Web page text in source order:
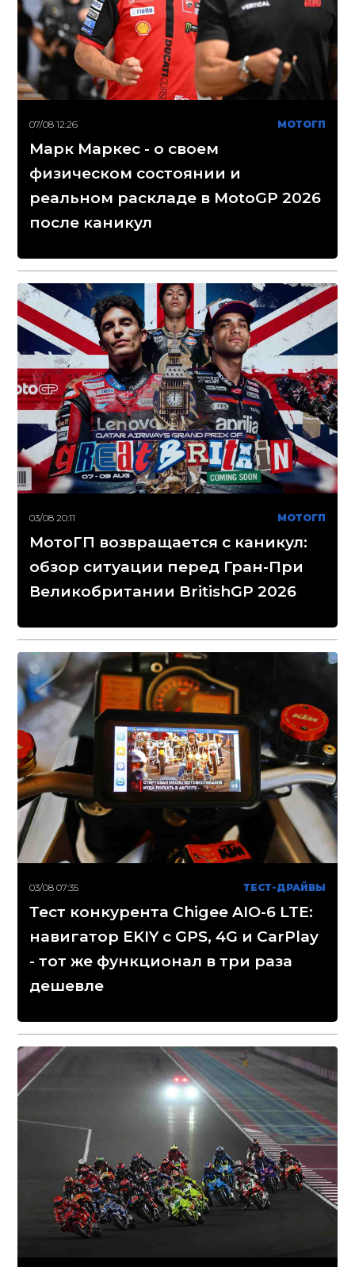
07/08 12:26 МОТОГП
Марк Маркес - о своем
физическом состоянии и
реальном раскладе в MotoGP 2026
после каникул
03/08 20:11 МОТОГП
МотоГП возвращается с каникул:
обзор ситуации перед Гран-При
Великобритании BritishGP 2026
03/08 07:35 ТЕСТ-ДРАЙВЫ
Тест конкурента Chigee AIO-6 LTE:
навигатор EKIY с GPS, 4G и CarPlay
- тот же функционал в три раза
дешевле